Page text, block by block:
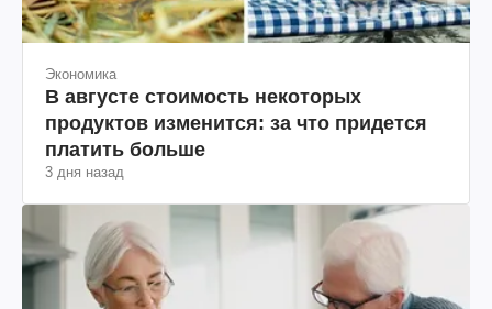
Экономика
В августе стоимость некоторых
продуктов изменится: за что придется
платить больше
3 дня назад